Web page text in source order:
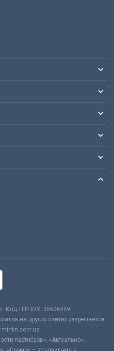
Код ЕГРПОУ: 35506859
на других сайтах разрешается
партнёров», «Актуально»,